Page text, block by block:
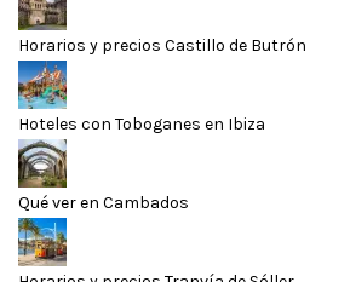
Horarios y precios Castillo de Butrón
Hoteles con Toboganes en Ibiza
Qué ver en Cambados